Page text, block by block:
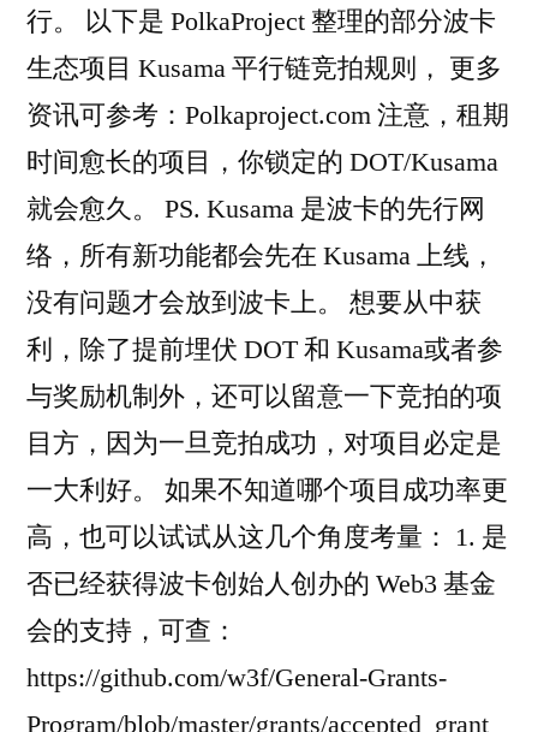
行。 以下是 PolkaProject 整理的部分波卡
生态项目 Kusama 平行链竞拍规则， 更多
资讯可参考：Polkaproject.com 注意，租期
时间愈长的项目，你锁定的 DOT/Kusama
就会愈久。 PS. Kusama 是波卡的先行网
络，所有新功能都会先在 Kusama 上线，
没有问题才会放到波卡上。 想要从中获
利，除了提前埋伏 DOT 和 Kusama或者参
与奖励机制外，还可以留意一下竞拍的项
目方，因为一旦竞拍成功，对项目必定是
一大利好。 如果不知道哪个项目成功率更
高，也可以试试从这几个角度考量： 1. 是
否已经获得波卡创始人创办的 Web3 基金
会的支持，可查：
https://github.com/w3f/General-Grants-
Program/blob/master/grants/accepted_grant_